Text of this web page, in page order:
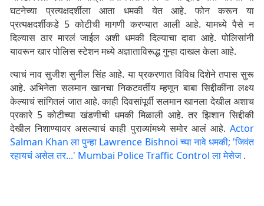
घटनेच्या प्रत्यक्षदर्शीला आता धमकी येत आहे. फोन करून या
प्रत्यक्षदर्शीकडे 5 कोटीची मागणी करण्यात आली आहे. यामध्ये पैसे न
दिल्यास ठार मारलं जाईल अशी धमकी दिल्याचा दावा आहे. पोलिसांनी
यावरून खार पोलिस स्टेशन मध्ये अज्ञाताविरूद्ध गुन्हा दाखल केला आहे.
त्याचं नाव सुजीश सुनील सिंह आहे. या प्रकरणात विविध दिशेने तपास सुरू
आहे. अभिनेता सलमान खानचा निकटवर्तीय म्हणून बाबा सिद्दीकींना लक्ष्य
केल्याचं सांगितलं जात आहे. काही दिवसांपूर्वी सलमान खानला देखील अशाच
प्रकारे 5 कोटीच्या खंडणीची धमकी मिळाली आहे. तर झिशान सिद्दीकी
देखील निशाण्यावर असल्याचं काही पुराव्यांमध्ये समोर आलं आहे. Actor
Salman Khan ला पुन्हा Lawrence Bishnoi च्या नावे धमकी; 'जिवंत
रहायचं असेल तर...' Mumbai Police Traffic Control ला मेसेज.